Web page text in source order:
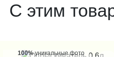
С этим
100%уникальные фото